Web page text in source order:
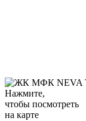
Нажмите,
чтобы посмотреть
на карте